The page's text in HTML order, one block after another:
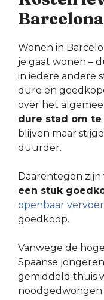
Barcelona
Wonen in
je gaat wonen –
in iedere andere
dure en
over het
dure stad om te
blijven maar
duurder.
Daarentegen zijn
een stuk
openbaar
goedkoop.
Vanwege de
Spaanse
gemiddeld thuis